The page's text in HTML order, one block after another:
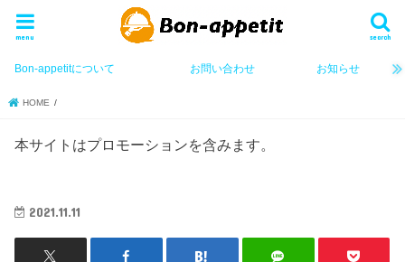
search
menu
Bon-appetitについて お問い合わせ お知らせ
HOME
本サイトはプロモーションを含みます。
2021.11.11